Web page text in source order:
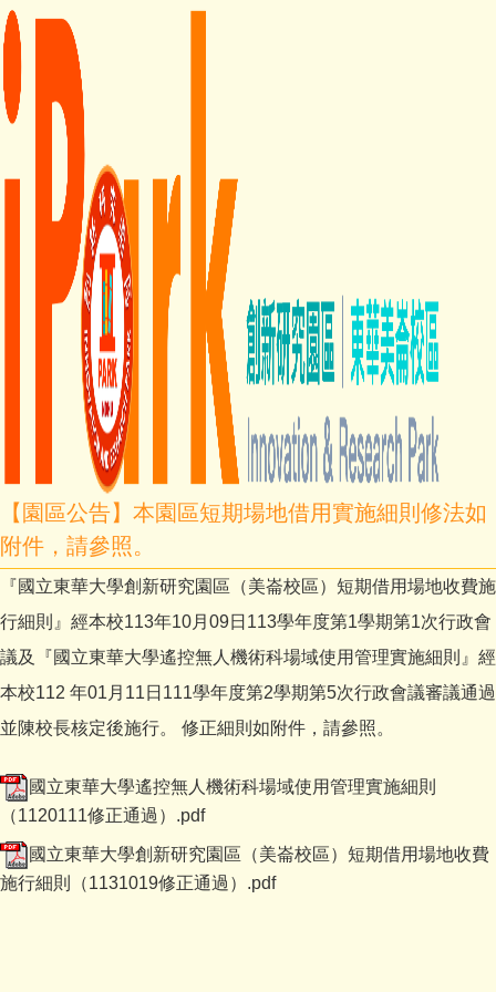
【園區公告】本園區短期場地借用實施細則修法如
附件，請參照。
『國立東華大學創新研究園區（美崙校區）短期借用場地收費施
行細則』經本校113年10月09日113學年度第1學期第1次行政會
議及『國立東華大學遙控無人機術科場域使用管理實施細則』經
本校112 年01月11日111學年度第2學期第5次行政會議審議通過
並陳校長核定後施行。 修正細則如附件，請參照。
國立東華大學遙控無人機術科場域使用管理實施細則
（1120111修正通過）.pdf
國立東華大學創新研究園區（美崙校區）短期借用場地收費
施行細則（1131019修正通過）.pdf